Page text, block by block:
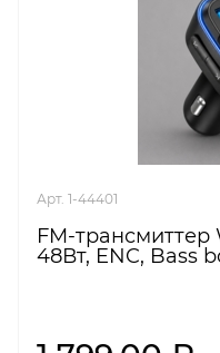
Арт. 1-44401
FM-трансмиттер
48Вт, ENC, Bass